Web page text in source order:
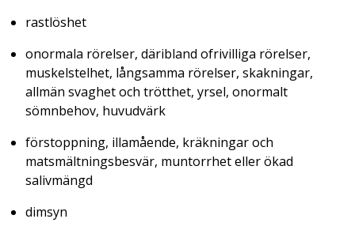
rastlöshet
onormala rörelser, däribland ofrivilliga rörelser,
muskelstelhet, långsamma rörelser, skakningar,
allmän svaghet och trötthet, yrsel, onormalt
sömnbehov, huvudvärk
förstoppning, illamående, kräkningar och
matsmältningsbesvär, muntorrhet eller ökad
salivmängd
dimsyn